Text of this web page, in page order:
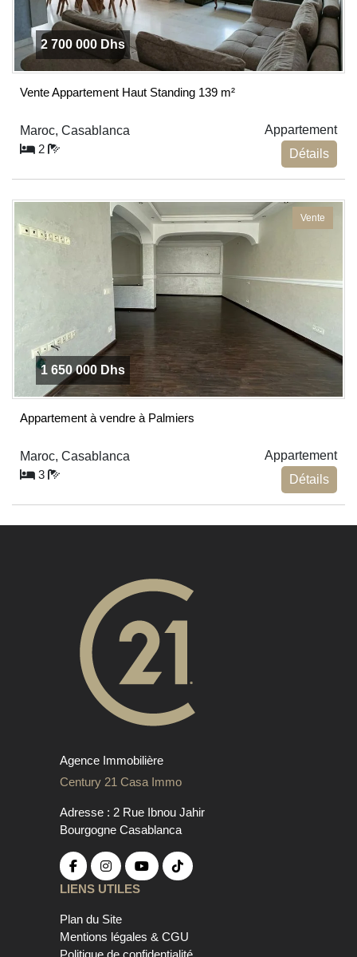
2 700 000 Dhs
Vente Appartement Haut Standing 139 m²
Maroc, Casablanca
Appartement
2
Détails
Vente
1 650 000 Dhs
Appartement à vendre à Palmiers
Maroc, Casablanca
Appartement
3
Détails
Agence Immobilière
Century 21 Casa Immo
Adresse : 2 Rue Ibnou Jahir
Bourgogne Casablanca
LIENS UTILES
Plan du Site
Mentions légales & CGU
Politique de confidentialité